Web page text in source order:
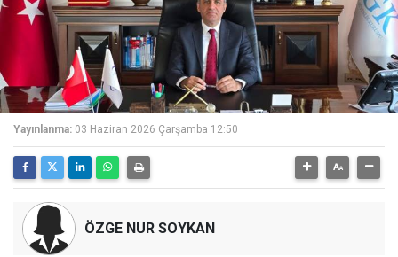
Yayınlanma: 03 Haziran 2026 Çarşamba 12:50
ÖZGE NUR SOYKAN